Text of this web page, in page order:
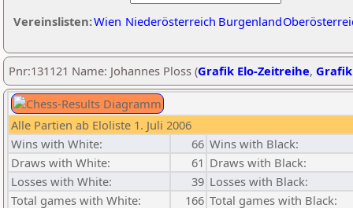
Vereinslisten:Wien Niederösterreich Burgenland
Pnr:131121 Name: Johannes Ploss (Grafik Elo-Zeitreihe,
Alle Partien ab Eloliste 1. Juli 2006
Wins with White:
66 Wins with Black:
Draws with White:
61 Draws with Black:
Losses with White:
39 Losses with Black:
Total games with White:
166 Total games with Black: